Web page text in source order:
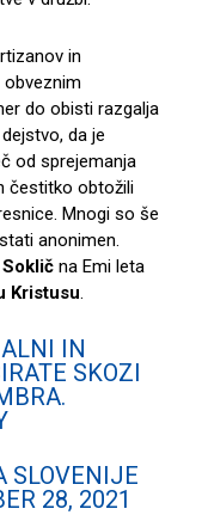
in
obveznim
do obisti razgalja
da je
od sprejemanja
čestitko obtožili
Mnogi so še
anonimen.
na Emi leta
Kristusu.
IN
SKOZI
SLOVENIJE
28, 2021